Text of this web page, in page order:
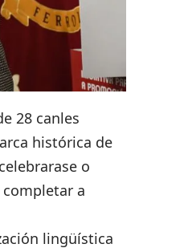
28 canles
histórica de
o
a
lingüística